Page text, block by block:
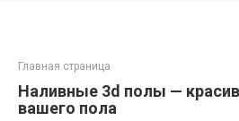
Главная страница
Наливные 3d полы —
вашего пола